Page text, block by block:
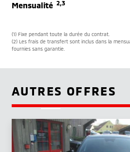
Mensualité 2,3
(1) Fixe pendant toute la durée du contrat.
(2) Les frais de transfert sont inclus dans la
fournies sans garantie.
AUTRES OFFRES